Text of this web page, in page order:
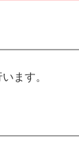
ます。